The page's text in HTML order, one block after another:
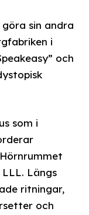
sin andra
i
och
som i
Längs
ritningar,
och